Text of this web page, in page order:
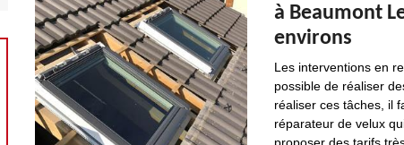
à Beaumont
environs
Les interventions en
possible de réaliser
réaliser ces tâches, il
réparateur de velux